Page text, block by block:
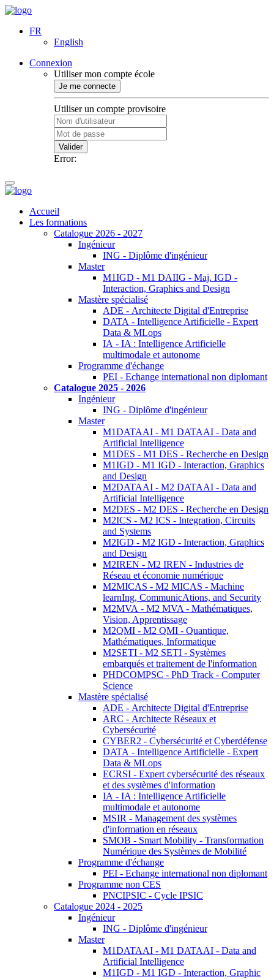
FR
English
Connexion
Utiliser mon compte école
Je me connecte
Utiliser un compte provisoire
Valider
Error:
Accueil
Les formations
Catalogue 2026 - 2027
Ingénieur
ING - Diplôme d'ingénieur
Master
M1IGD - M1 DAIIG - Maj. IGD -
Interaction, Graphics and Design
Mastère spécialisé
ADE - Architecte Digital d'Entreprise
DATA - Intelligence Artificielle - Expert
Data & MLops
IA - IA : Intelligence Artificielle
multimodale et autonome
Programme d'échange
PEI - Echange international non diplomant
Catalogue 2025 - 2026
Ingénieur
ING - Diplôme d'ingénieur
Master
M1DATAAI - M1 DATAAI - Data and
Artificial Intelligence
M1DES - M1 DES - Recherche en Design
M1IGD - M1 IGD - Interaction, Graphics
and Design
M2DATAAI - M2 DATAAI - Data and
Artificial Intelligence
M2DES - M2 DES - Recherche en Design
M2ICS - M2 ICS - Integration, Circuits
and Systems
M2IGD - M2 IGD - Interaction, Graphics
and Design
M2IREN - M2 IREN - Industries de
Réseau et économie numérique
M2MICAS - M2 MICAS - Machine
learnIng, CommunicAtions, and Security
M2MVA - M2 MVA - Mathématiques,
Vision, Apprentissage
M2QMI - M2 QMI - Quantique,
Mathématiques, Informatique
M2SETI - M2 SETI - Systèmes
embarqués et traitement de l'information
PHDCOMPSC - PhD Track - Computer
Science
Mastère spécialisé
ADE - Architecte Digital d'Entreprise
ARC - Architecte Réseaux et
Cybersécurité
CYBER2 - Cybersécurité et Cyberdéfense
DATA - Intelligence Artificielle - Expert
Data & MLops
ECRSI - Expert cybersécurité des réseaux
et des systèmes d'information
IA - IA : Intelligence Artificielle
multimodale et autonome
MSIR - Management des systèmes
d'information en réseaux
SMOB - Smart Mobility - Transformation
Numérique des Systèmes de Mobilité
Programme d'échange
PEI - Echange international non diplomant
Programme non CES
PNCIPSIC - Cycle IPSIC
Catalogue 2024 - 2025
Ingénieur
ING - Diplôme d'ingénieur
Master
M1DATAAI - M1 DATAAI - Data and
Artificial Intelligence
M1IGD - M1 IGD - Interaction, Graphic